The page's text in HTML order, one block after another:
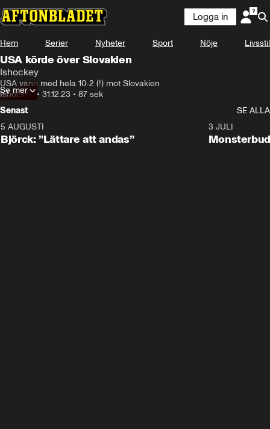
Logga in
Hem Serier Nyheter Sport Nöje Livsstil
USA körde över Slovakien
Ishockey
USA vann med hela 10-2 (!) mot Slovakien
Ishockey• 31.12.23 • 87 sek
Se mer
Senast
SE ALLA
5 AUGUSTI
Björck: ”Lättare att andas”
3 JULI